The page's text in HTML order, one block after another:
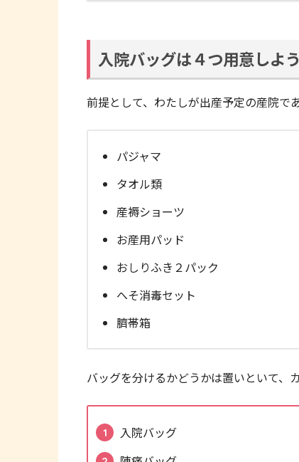
入院バッグは４つ用意しよう
前提として、わたしが出産予定の産院
パジャマ
タオル類
産褥ショーツ
お産用パッド
おしりふき２パック
へそ消毒セット
臍帯箱
バッグを分けるかどうかは置いといて、
入院バッグ